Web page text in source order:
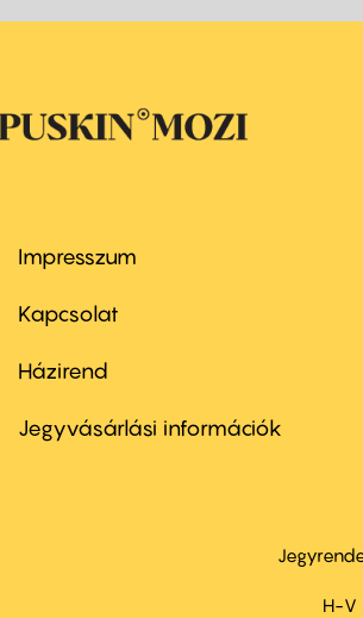
Footer
first
Impresszum
Kapcsolat
Footer
second
Házirend
Jegyvásárlási információk
H-V